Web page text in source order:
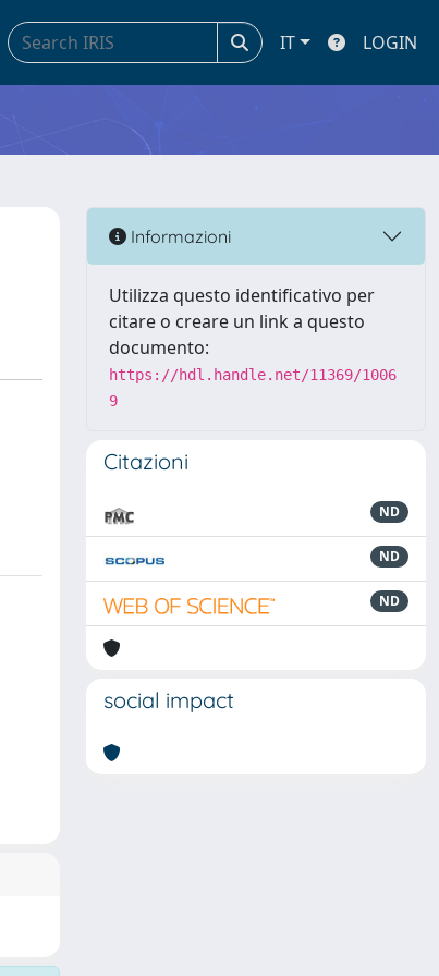
IT LOGIN
Informazioni
Utilizza questo identificativo per
citare o creare un link a questo
documento:
https://hdl.handle.net/11369/1006
9
Citazioni
ND
ND
ND
social impact